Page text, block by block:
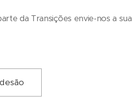
da Transições envie-nos a sua